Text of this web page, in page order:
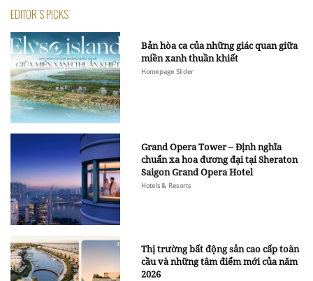
EDITOR'S PICKS
Bản hòa ca của những giác quan giữa
miền xanh thuần khiết
Homepage Slider
Grand Opera Tower – Định nghĩa
chuẩn xa hoa đương đại tại Sheraton
Saigon Grand Opera Hotel
Hotels & Resorts
Thị trường bất động sản cao cấp toàn
cầu và những tâm điểm mới của năm
2026